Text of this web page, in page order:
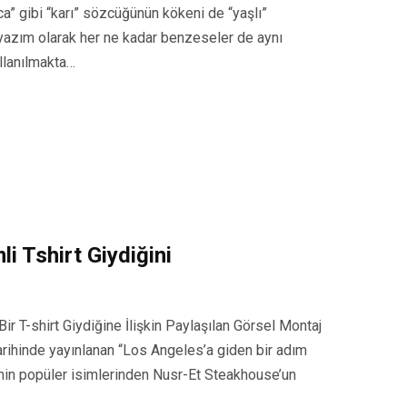
gibi “karı” sözcüğünün kökeni de “yaşlı”
olarak her ne kadar benzeseler de aynı
Tshirt Giydiğini
Bir T-shirt Giydiğine İlişkin Paylaşılan Görsel Montaj
yayınlanan “Los Angeles’a giden bir adım
popüler isimlerinden Nusr-Et Steakhouse’un